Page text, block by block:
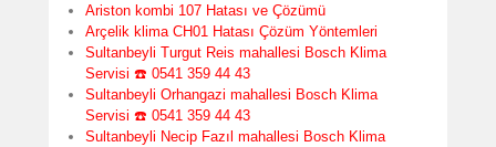
Ariston kombi 107 Hatası ve Çözümü
Arçelik klima CH01 Hatası Çözüm Yöntemleri
Sultanbeyli Turgut Reis mahallesi Bosch Klima
Servisi ☎️ 0541 359 44 43
Sultanbeyli Orhangazi mahallesi Bosch Klima
Servisi ☎️ 0541 359 44 43
Sultanbeyli Necip Fazıl mahallesi Bosch Klima